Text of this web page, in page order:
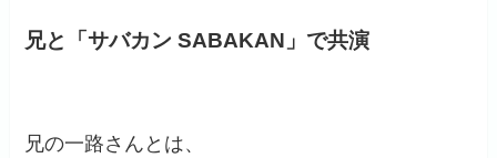
兄と「サバカン SABAKAN」で共演
兄の一路さんとは、